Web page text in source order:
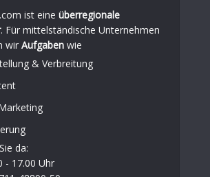
ist eine überregionale
. Für mittelständische Unternehmen
wir Aufgaben wie
& Verbreitung
da:
- 17.00 Uhr